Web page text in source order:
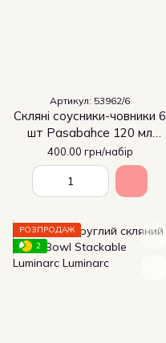
Артикул: 53962/6
Скляні соусники-човники 6
шт Pasabahce 120 мл
скляні, гастросоусник
Gastro Boutique
400.00 грн/набір
РОЗПРОДАЖ
2